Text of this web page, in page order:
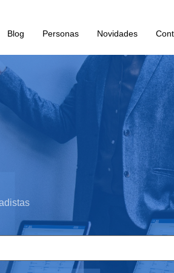
Blog Personas Novidades